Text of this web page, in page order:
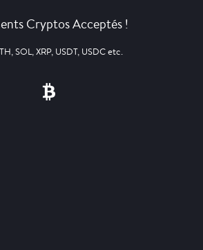
Cryptos Acceptés !
SOL, XRP, USDT, USDC etc.